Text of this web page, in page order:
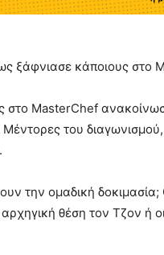
ξάφνιασε κάποιους στο
στο MasterChef
Μέντορες του
την ομαδική δοκιμασία;
θέση τον Τζον ή